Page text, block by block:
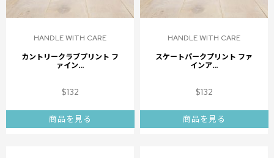
HANDLE WITH CARE
カントリークラブプリント フ
ァイン...
$132
商品を見る
HANDLE WITH CARE
スケートパークプリント ファ
インア...
$132
商品を見る